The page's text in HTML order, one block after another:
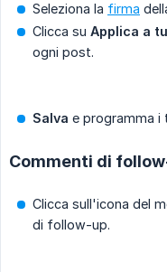
Seleziona la firma
Clicca su Applica a
ogni post.
Salva e programma i
Commenti di
Clicca sull'icona del
di follow-up.